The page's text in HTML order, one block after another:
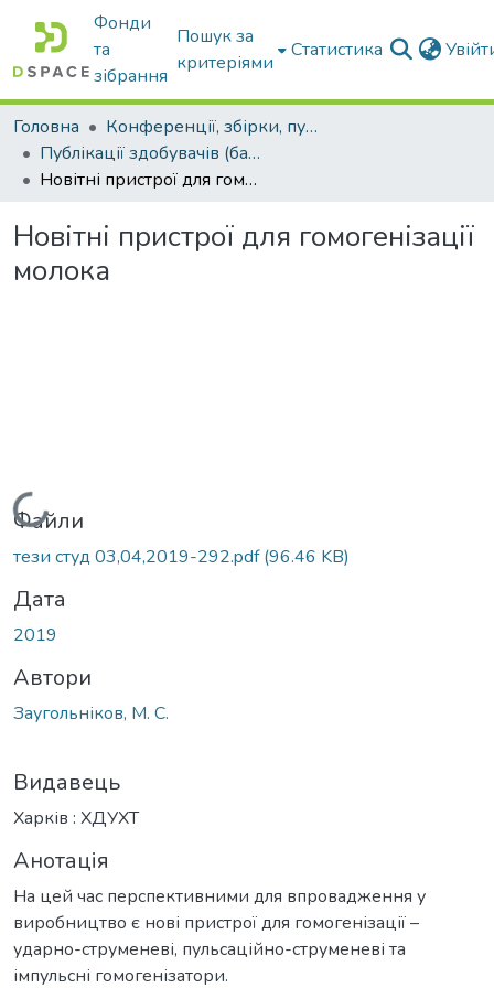
Фонди
та
зібрання
Пошук за
критеріями
Статистика
Головна
Конференції, збірки, публікації молодих вчених і здобувачів : магістрів, бакалаврів, аспірантів.
Публікації здобувачів (бакалаврів. магістрів, аспірантів)
Новітні пристрої для гомогенізації молока
Новітні пристрої для гомогенізації
молока
Вантажиться...
Файли
тези студ 03,04,2019-292.pdf(96.46 KB)
Дата
2019
Автори
Заугольніков, М. С.
Видавець
Харків : ХДУХТ
Анотація
На цей час перспективними для впровадження у
виробництво є нові пристрої для гомогенізації –
ударно-струменеві, пульсаційно-струменеві та
імпульсні гомогенізатори.